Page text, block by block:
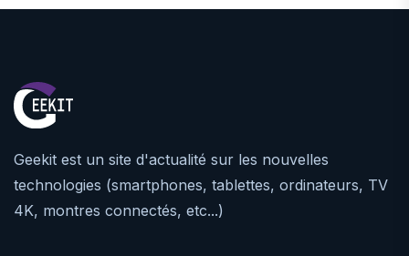
Geekit est un site d'actualité sur les nouvelles
technologies (smartphones, tablettes, ordinateurs, TV
4K, montres connectés, etc...)